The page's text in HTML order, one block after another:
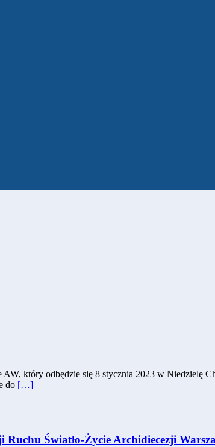
który odbędzie się 8 stycznia 2023 w Niedzielę
do […]
Ruchu Światło-Życie Archidiecezji